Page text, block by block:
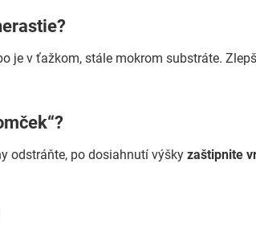
je v ťažkom, stále mokrom substráte.
odstráňte, po dosiahnutí výškyzaštipnite